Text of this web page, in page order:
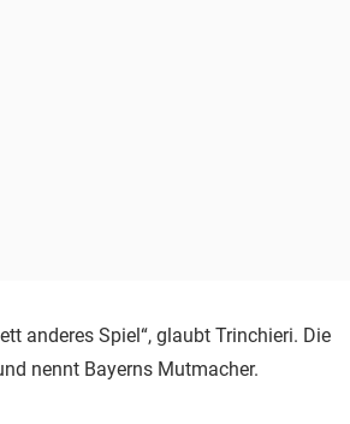
anderes Spiel“, glaubt Trinchieri. Die
nennt Bayerns Mutmacher.